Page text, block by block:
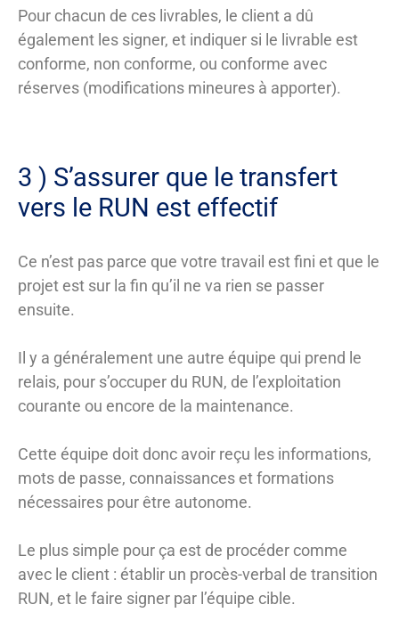
Pour chacun de ces livrables, le client a dû
également les signer, et indiquer si le livrable est
conforme, non conforme, ou conforme avec
réserves (modifications mineures à apporter).
3 ) S’assurer que le transfert
vers le RUN est effectif
Ce n’est pas parce que votre travail est fini et que le
projet est sur la fin qu’il ne va rien se passer
ensuite.
Il y a généralement une autre équipe qui prend le
relais, pour s’occuper du RUN, de l’exploitation
courante ou encore de la maintenance.
Cette équipe doit donc avoir reçu les informations,
mots de passe, connaissances et formations
nécessaires pour être autonome.
Le plus simple pour ça est de procéder comme
avec le client : établir un procès-verbal de transition
RUN, et le faire signer par l’équipe cible.